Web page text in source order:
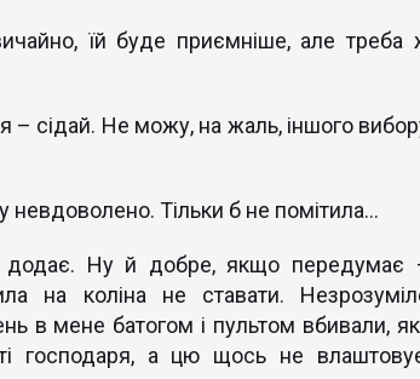
їй буде приємніше, але треба
сідай. Не можу, на жаль, іншого
Тільки б не помітила...
додає. Ну й добре, якщо передумає
на коліна не ставати.
в мене батогом і пультом вбивали,
господаря, а цю щось не